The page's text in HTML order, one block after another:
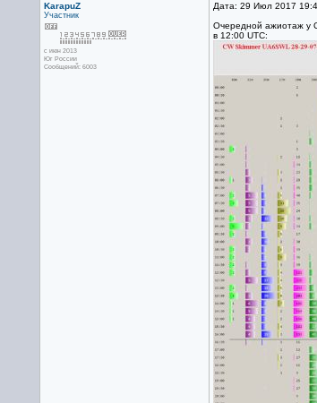
KarapuZ
Участник
с июн 2013
Юг России
Сообщений: 6003
Дата: 29 Июл 2017
Очередной ажиотаж у
в 12:00 UTC: